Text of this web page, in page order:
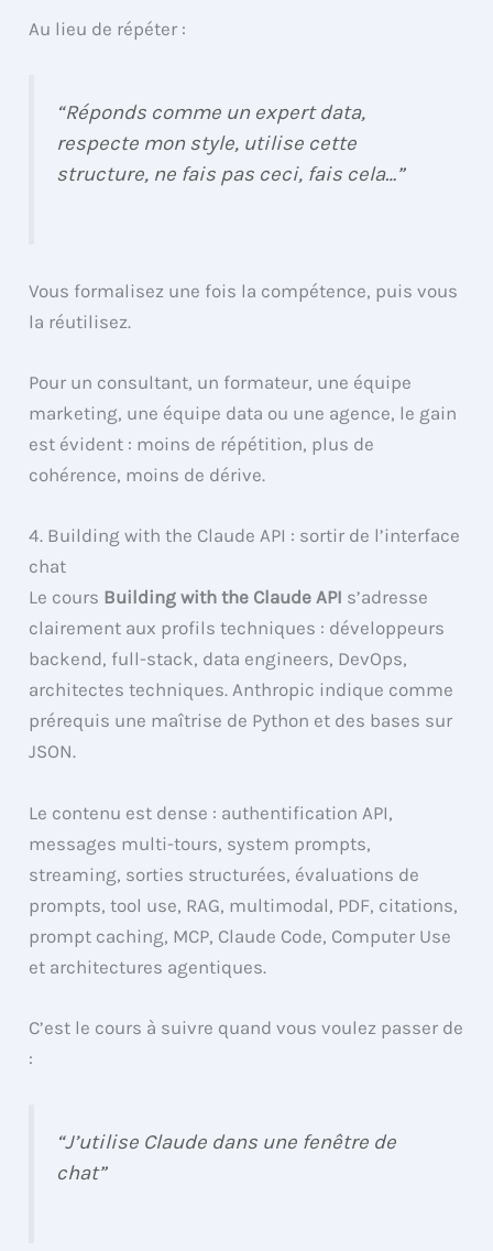
Au lieu de répéter :
“Réponds comme un expert data,
respecte mon style, utilise cette
structure, ne fais pas ceci, fais cela…”
Vous formalisez une fois la compétence, puis vous
la réutilisez.
Pour un consultant, un formateur, une équipe
marketing, une équipe data ou une agence, le gain
est évident : moins de répétition, plus de
cohérence, moins de dérive.
4. Building with the Claude API : sortir de l’interface
chat
Le cours Building with the Claude API s’adresse
clairement aux profils techniques : développeurs
backend, full-stack, data engineers, DevOps,
architectes techniques. Anthropic indique comme
prérequis une maîtrise de Python et des bases sur
JSON.
Le contenu est dense : authentification API,
messages multi-tours, system prompts,
streaming, sorties structurées, évaluations de
prompts, tool use, RAG, multimodal, PDF, citations,
prompt caching, MCP, Claude Code, Computer Use
et architectures agentiques.
C’est le cours à suivre quand vous voulez passer de
:
“J’utilise Claude dans une fenêtre de
chat”